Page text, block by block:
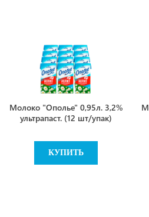
Молоко "Ополье" 0,95л. 3,2%
ультрапаст. (12 шт/упак)
КУПИТЬ